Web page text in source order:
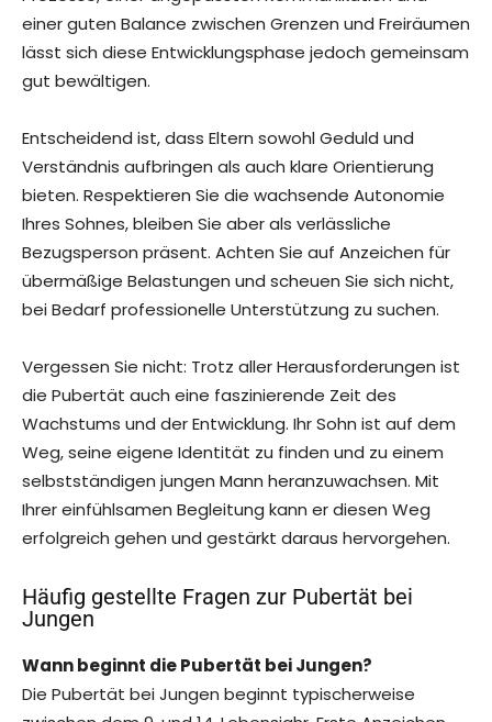
einer guten Balance zwischen Grenzen und Freiräumen
lässt sich diese Entwicklungsphase jedoch gemeinsam
gut bewältigen.
Entscheidend ist, dass Eltern sowohl Geduld und
Verständnis aufbringen als auch klare Orientierung
bieten. Respektieren Sie die wachsende Autonomie
Ihres Sohnes, bleiben Sie aber als verlässliche
Bezugsperson präsent. Achten Sie auf Anzeichen für
übermäßige Belastungen und scheuen Sie sich nicht,
bei Bedarf professionelle Unterstützung zu suchen.
Vergessen Sie nicht: Trotz aller Herausforderungen ist
die Pubertät auch eine faszinierende Zeit des
Wachstums und der Entwicklung. Ihr Sohn ist auf dem
Weg, seine eigene Identität zu finden und zu einem
selbstständigen jungen Mann heranzuwachsen. Mit
Ihrer einfühlsamen Begleitung kann er diesen Weg
erfolgreich gehen und gestärkt daraus hervorgehen.
Häufig gestellte Fragen zur Pubertät bei
Jungen
Wann beginnt die Pubertät bei Jungen?
Die Pubertät bei Jungen beginnt typischerweise